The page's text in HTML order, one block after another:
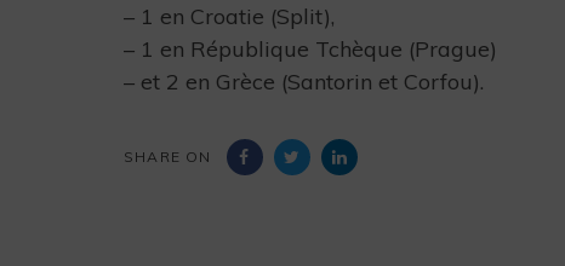
– 1 en Croatie (Split),
– 1 en République Tchèque (Prague)
– et 2 en Grèce (Santorin et Corfou).
SHARE ON